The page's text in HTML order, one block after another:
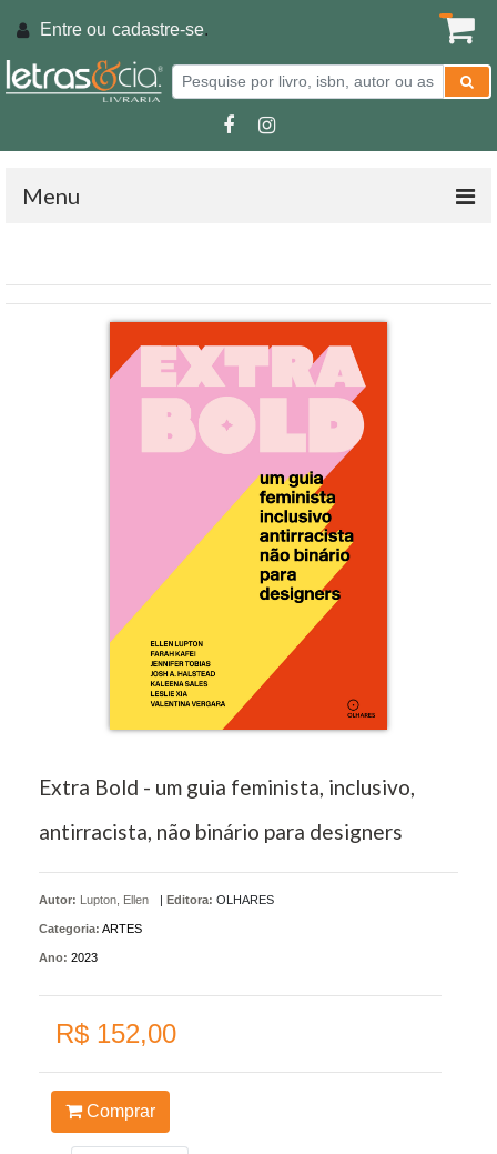
Entre ou cadastre-se.
Menu
Extra Bold - um guia feminista, inclusivo,
antirracista, não binário para designers
Autor: Lupton, Ellen Editora: OLHARES
Categoria: ARTES
Ano: 2023
R$ 152,00
Comprar